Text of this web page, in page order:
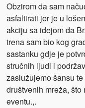
Obzirom da sam
asfaltirati jer je u
akciju sa idejom da
trena sam bio kog
sastanku gdje je
stručnih ljudi i
zaslužujemo šansu
društvenih mreža,
eventu.,.